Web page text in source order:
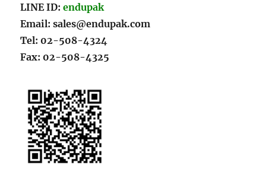
กัน
LINE ID:endupak
Email: sales@endupak.com
Tel: 02-508-4324
Fax: 02-508-4325